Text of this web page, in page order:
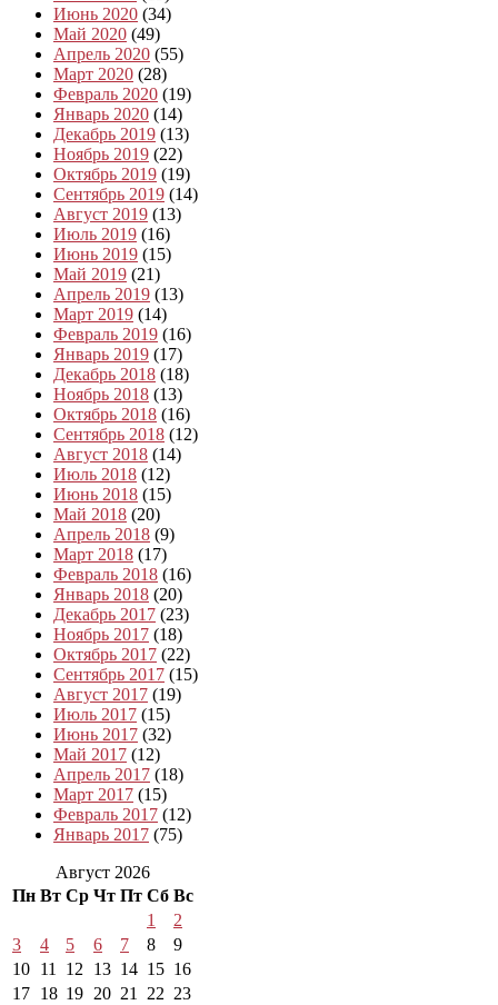
Июнь 2020 (34)
Май 2020 (49)
Апрель 2020 (55)
Март 2020 (28)
Февраль 2020 (19)
Январь 2020 (14)
Декабрь 2019 (13)
Ноябрь 2019 (22)
Октябрь 2019 (19)
Сентябрь 2019 (14)
Август 2019 (13)
Июль 2019 (16)
Июнь 2019 (15)
Май 2019 (21)
Апрель 2019 (13)
Март 2019 (14)
Февраль 2019 (16)
Январь 2019 (17)
Декабрь 2018 (18)
Ноябрь 2018 (13)
Октябрь 2018 (16)
Сентябрь 2018 (12)
Август 2018 (14)
Июль 2018 (12)
Июнь 2018 (15)
Май 2018 (20)
Апрель 2018 (9)
Март 2018 (17)
Февраль 2018 (16)
Январь 2018 (20)
Декабрь 2017 (23)
Ноябрь 2017 (18)
Октябрь 2017 (22)
Сентябрь 2017 (15)
Август 2017 (19)
Июль 2017 (15)
Июнь 2017 (32)
Май 2017 (12)
Апрель 2017 (18)
Март 2017 (15)
Февраль 2017 (12)
Январь 2017 (75)
Август 2026
Пн Вт Ср Чт Пт Сб Вс
1
2
3
4 5 6 7 8
9
10 11 12 13 14 15 16
17 18 19 20 21 22 23